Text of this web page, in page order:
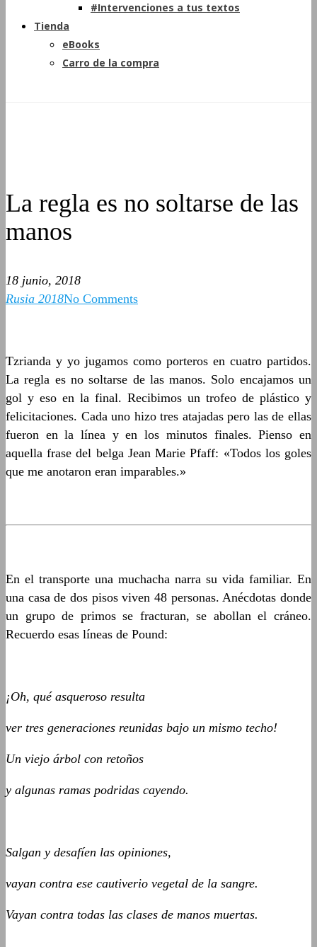
#Intervenciones a tus textos
Tienda
eBooks
Carro de la compra
La regla es no soltarse de las
manos
18 junio, 2018
Rusia 2018No Comments
Tzrianda y yo jugamos como porteros en cuatro partidos.
La regla es no soltarse de las manos. Solo encajamos un
gol y eso en la final. Recibimos un trofeo de plástico y
felicitaciones. Cada uno hizo tres atajadas pero las de ellas
fueron en la línea y en los minutos finales. Pienso en
aquella frase del belga Jean Marie Pfaff: «Todos los goles
que me anotaron eran imparables.»
En el transporte una muchacha narra su vida familiar. En
una casa de dos pisos viven 48 personas. Anécdotas donde
un grupo de primos se fracturan, se abollan el cráneo.
Recuerdo esas líneas de Pound:
¡Oh, qué asqueroso resulta
ver tres generaciones reunidas bajo un mismo techo!
Un viejo árbol con retoños
y algunas ramas podridas cayendo.
Salgan y desafíen las opiniones,
vayan contra ese cautiverio vegetal de la sangre.
Vayan contra todas las clases de manos muertas.